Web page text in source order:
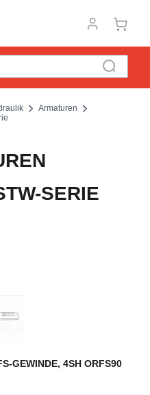
Armaturen
SERIE
GEWINDE, 4SH ORFS90